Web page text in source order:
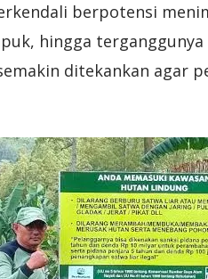
berpotensi
hingga
ditekankan agar